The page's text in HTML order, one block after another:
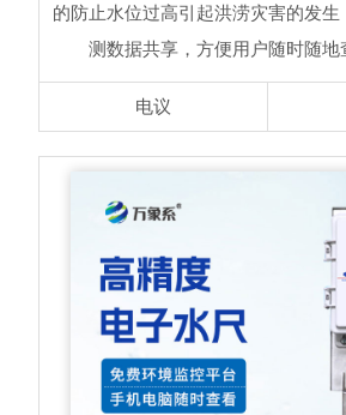
的防止水位过高引起洪涝灾害的发
测数据共享，方便用户随时随地
电议